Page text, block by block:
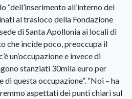
“dell’inserimento all’interno del
al trasloco della Fondazione
di Santa Apollonia ai locali di
che incide poco, preoccupa il
un’occupazione e invece di
stanziati 30mila euro per
questa occupazione”. “Noi – ha
aspettati dei punti chiari sul